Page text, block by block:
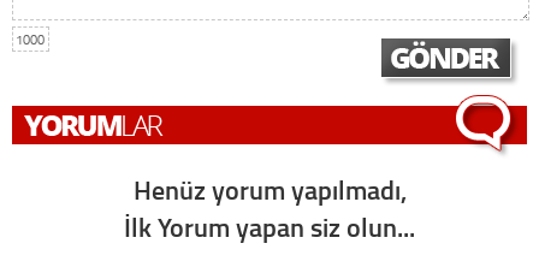
1000
Henüz yorum yapılmadı,
İlk Yorum yapan siz olun...